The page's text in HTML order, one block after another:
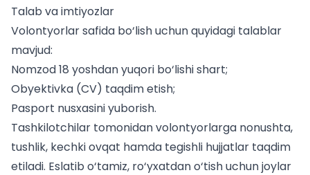
Talab va imtiyozlar
Volontyorlar safida bo‘lish uchun quyidagi talablar
mavjud:
Nomzod 18 yoshdan yuqori bo‘lishi shart;
Obyektivka (CV) taqdim etish;
Pasport nusxasini yuborish.
Tashkilotchilar tomonidan volontyorlarga nonushta,
tushlik, kechki ovqat hamda tegishli hujjatlar taqdim
etiladi. Eslatib o‘tamiz, ro‘yxatdan o‘tish uchun joylar